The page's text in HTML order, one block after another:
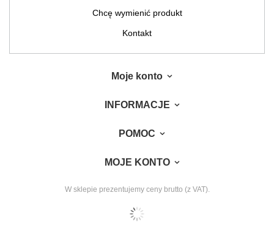
Chcę wymienić produkt
Kontakt
Moje konto
INFORMACJE
POMOC
MOJE KONTO
W sklepie prezentujemy ceny brutto (z VAT).